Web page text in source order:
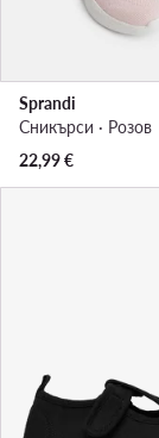
Sprandi
Сникърси · Розов
22,99€